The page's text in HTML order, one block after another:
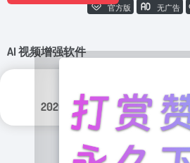
官方版 无广告
AI 视频增强软件
2026年 7月 10日